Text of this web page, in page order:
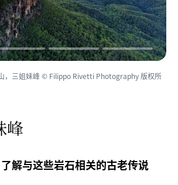
，三姐妹峰 © Filippo Rivetti Photography 版权所
峰
解与这些岩石相关的古老传说